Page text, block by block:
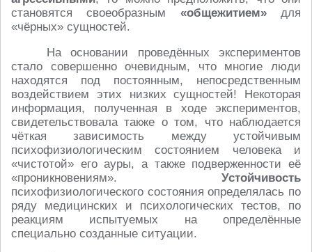
становятся своеобразным «общежитием»для
«чёрных» сущностей.
На основании проведённых экспериментов
стало совершенно очевидным, что многие люди
находятся под постоянным, непосредственным
воздействием этих низких сущностей! Некоторая
информация, полученная в ходе экспериментов,
свидетельствовала также о том, что наблюдается
чёткая зависимость между устойчивым
психофизиологическим состоянием человека и
«чистотой» его ауры, а также подверженности её
«проникновениям». Устойчивость
психофизиологического состояния определялась по
ряду медицинских и психологических тестов, по
реакциям испытуемых на определённые
специально созданные ситуации.